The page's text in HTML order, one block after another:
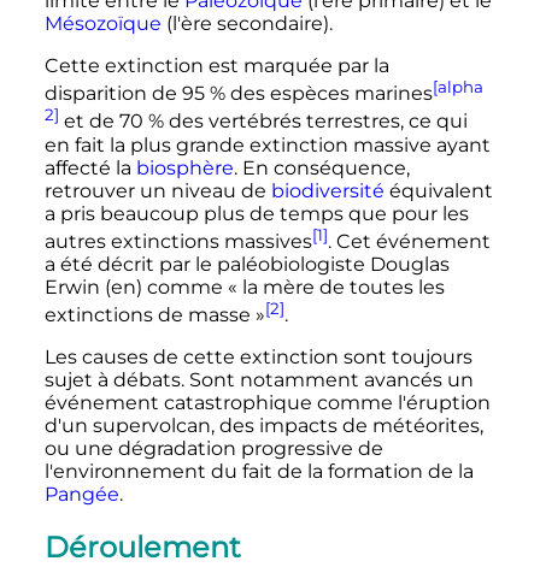
Mésozoïque (l'ère secondaire).
Cette extinction est marquée par la
disparition de 95 % des espèces marines[alpha
2] et de 70 % des vertébrés terrestres, ce qui
en fait la plus grande extinction massive ayant
affecté la biosphère. En conséquence,
retrouver un niveau de biodiversité équivalent
a pris beaucoup plus de temps que pour les
autres extinctions massives[1]. Cet événement
a été décrit par le paléobiologiste Douglas
Erwin (en) comme « la mère de toutes les
extinctions de masse »[2].
Les causes de cette extinction sont toujours
sujet à débats. Sont notamment avancés un
événement catastrophique comme l'éruption
d'un supervolcan, des impacts de météorites,
ou une dégradation progressive de
l'environnement du fait de la formation de la
Pangée.
Déroulement